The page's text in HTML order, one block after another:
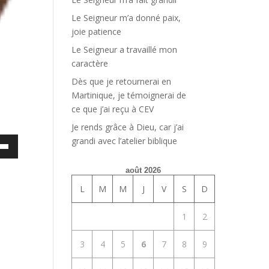
Le Seigneur m’a donné paix,
joie patience
Le Seigneur a travaillé mon
caractère
Dès que je retournerai en
Martinique, je témoignerai de
ce que j’ai reçu à CEV
Je rends grâce à Dieu, car j’ai
grandi avec l’atelier biblique
août 2026
L M M J V S D
1 2
3 4 5 6 7 8 9